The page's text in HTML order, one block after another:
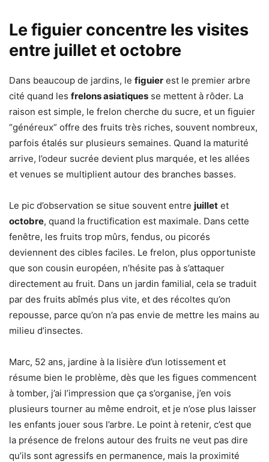
Le figuier concentre les visites
entre juillet et octobre
Dans beaucoup de jardins, le figuier est le premier arbre
cité quand les frelons asiatiques se mettent à rôder. La
raison est simple, le frelon cherche du sucre, et un figuier
“généreux” offre des fruits très riches, souvent nombreux,
parfois étalés sur plusieurs semaines. Quand la maturité
arrive, l’odeur sucrée devient plus marquée, et les allées
et venues se multiplient autour des branches basses.
Le pic d’observation se situe souvent entre juillet et
octobre, quand la fructification est maximale. Dans cette
fenêtre, les fruits trop mûrs, fendus, ou picorés
deviennent des cibles faciles. Le frelon, plus opportuniste
que son cousin européen, n’hésite pas à s’attaquer
directement au fruit. Dans un jardin familial, cela se traduit
par des fruits abîmés plus vite, et des récoltes qu’on
repousse, parce qu’on n’a pas envie de mettre les mains au
milieu d’insectes.
Marc, 52 ans, jardine à la lisière d’un lotissement et
résume bien le problème, dès que les figues commencent
à tomber, j’ai l’impression que ça s’organise, j’en vois
plusieurs tourner au même endroit, et je n’ose plus laisser
les enfants jouer sous l’arbre. Le point à retenir, c’est que
la présence de frelons autour des fruits ne veut pas dire
qu’ils sont agressifs en permanence, mais la proximité